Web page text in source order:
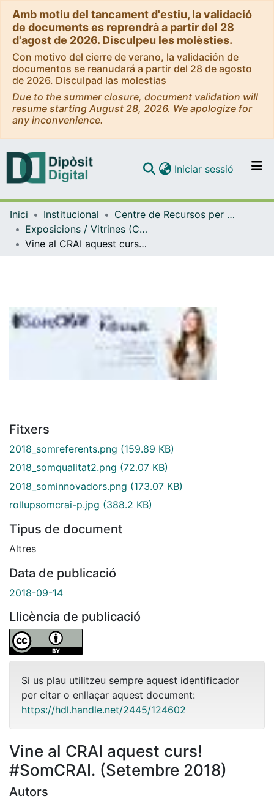
Amb motiu del tancament d'estiu, la validació
de documents es reprendrà a partir del 28
d'agost de 2026. Disculpeu les molèsties.
Con motivo del cierre de verano, la validación de
documentos se reanudará a partir del 28 de agosto
de 2026. Disculpad las molestias
Due to the summer closure, document validation will
resume starting August 28, 2026. We apologize for
any inconvenience.
Navega per tot el DD
Iniciar sessió (current)
Inici Institucional
Centre de Recursos per a l'Aprenentatge i la Investigació (CRAI-UB) - Institucional
Exposicions / Vitrines (CRAI-UB)
Vine al CRAI aquest curs! #SomCRAI. (Setembre 2018)
Fitxers
2018_somreferents.png (159.89 KB)
2018_somqualitat2.png (72.07 KB)
2018_sominnovadors.png (173.07 KB)
rollupsomcrai-p.jpg (388.2 KB)
Tipus de document
Altres
Data de publicació
2018-09-14
Llicència de publicació
Si us plau utilitzeu sempre aquest identificador
per citar o enllaçar aquest document:
https://hdl.handle.net/2445/124602
Vine al CRAI aquest curs!
#SomCRAI. (Setembre 2018)
Autors